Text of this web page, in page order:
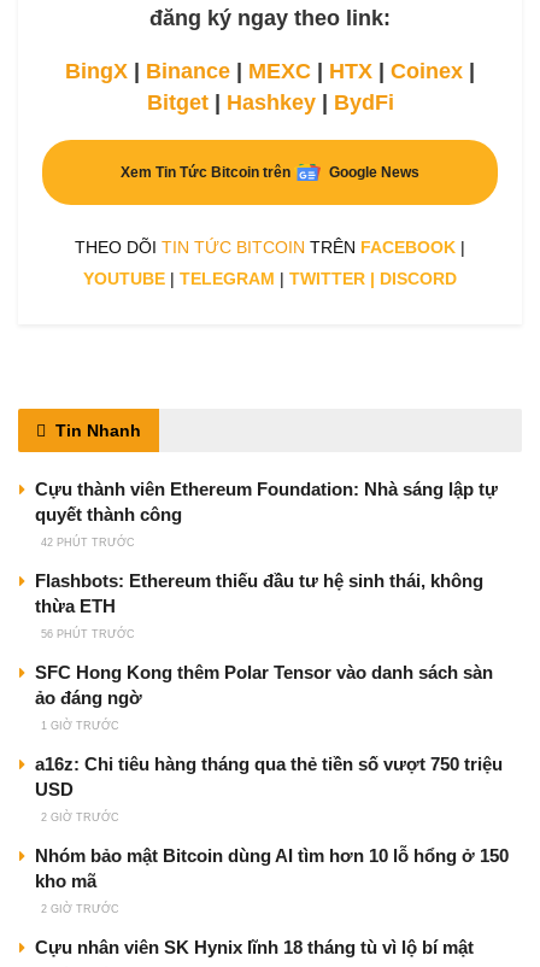
đăng ký ngay theo link:
BingX | Binance | MEXC | HTX | Coinex |
Bitget| Hashkey| BydFi
Xem Tin Tức Bitcoin trên Google News
THEO DÕI TIN TỨC BITCOIN TRÊN FACEBOOK |
YOUTUBE | TELEGRAM | TWITTER | DISCORD
Tin Nhanh
Cựu thành viên Ethereum Foundation: Nhà sáng lập tự
quyết thành công
42 PHÚT TRƯỚC
Flashbots: Ethereum thiếu đầu tư hệ sinh thái, không
thừa ETH
56 PHÚT TRƯỚC
SFC Hong Kong thêm Polar Tensor vào danh sách sàn
ảo đáng ngờ
1 GIỜ TRƯỚC
a16z: Chi tiêu hàng tháng qua thẻ tiền số vượt 750 triệu
USD
2 GIỜ TRƯỚC
Nhóm bảo mật Bitcoin dùng AI tìm hơn 10 lỗ hổng ở 150
kho mã
2 GIỜ TRƯỚC
Cựu nhân viên SK Hynix lĩnh 18 tháng tù vì lộ bí mật